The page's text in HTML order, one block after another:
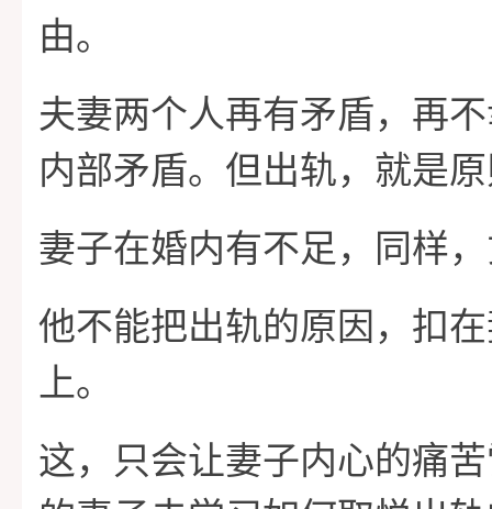
由。
夫妻两个人再有矛盾，再
内部矛盾。但出轨，就是
妻子在婚内有不足，同样
他不能把出轨的原因，扣
上。
这，只会让妻子内心的痛